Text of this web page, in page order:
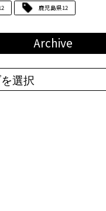
鹿児島県12
Archive